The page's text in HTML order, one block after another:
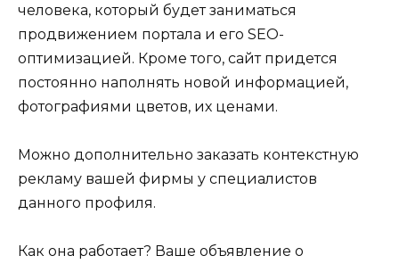
человека, который будет заниматься
продвижением портала и его SEO-
оптимизацией. Кроме того, сайт придется
постоянно наполнять новой информацией,
фотографиями цветов, их ценами.
Можно дополнительно заказать контекстную
рекламу вашей фирмы у специалистов
данного профиля.
Как она работает? Ваше объявление о